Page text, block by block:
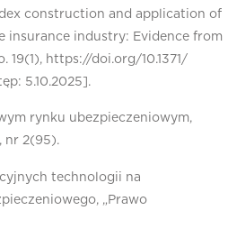
construction and application of
insurance industry: Evidence from
19(1), https://doi.org/10.1371/
5.10.2025].
rynku ubezpieczeniowym,
nr 2(95).
technologii na
„Prawo